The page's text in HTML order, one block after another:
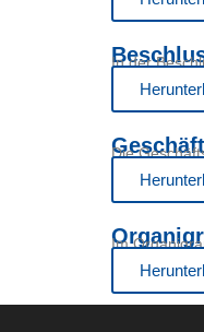
In der
Die
Im